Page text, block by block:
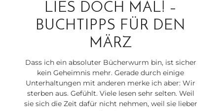
LIES DOCH MAL! –
BUCHTIPPS FÜR DEN
MÄRZ
Dass ich ein absoluter Bücherwurm bin, ist sicher
kein Geheimnis mehr. Gerade durch einige
Unterhaltungen mit anderen merke ich aber: Wir
sterben aus. Gefühlt. Viele lesen sehr selten. Weil
sie sich die Zeit dafür nicht nehmen, weil sie lieber